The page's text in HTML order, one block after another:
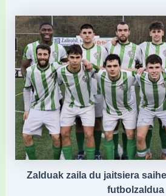
Zalduak zaila du jaitsiera
futbolzaldua